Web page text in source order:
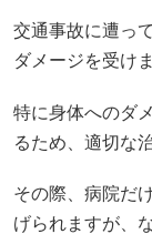
交通事故に遭っ
ダメージを受けま
特に身体へのダ
るため、適切な
その際、病院だ
げられますが、